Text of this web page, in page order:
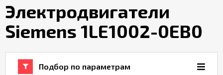
Электродвигатели
Siemens 1LE1002-0ЕB0
Подбор по параметрам